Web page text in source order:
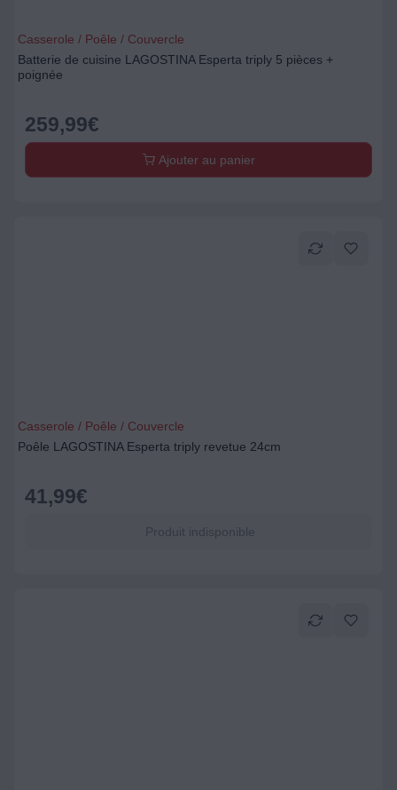
Casserole / Poêle / Couvercle
Batterie de cuisine LAGOSTINA Esperta triply 5 pièces +
poignée
259,99€
Ajouter au panier
Casserole / Poêle / Couvercle
Poêle LAGOSTINA Esperta triply revetue 24cm
41,99€
Produit indisponible